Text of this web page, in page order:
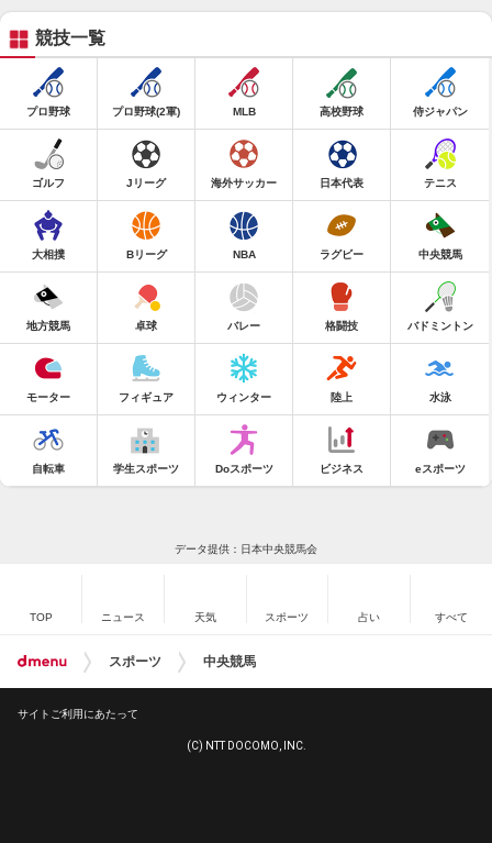
競技一覧
プロ野球 プロ野球(2軍) MLB 高校野球 侍ジャパン
ゴルフ Jリーグ 海外サッカー 日本代表 テニス
大相撲 Bリーグ NBA ラグビー 中央競馬
地方競馬 卓球 バレー 格闘技 バドミントン
モーター フィギュア ウィンター 陸上 水泳
自転車 学生スポーツ Doスポーツ ビジネス eスポーツ
データ提供：日本中央競馬会
TOP ニュース 天気 スポーツ 占い すべて
スポーツ 中央競馬
サイトご利用にあたって
(C) NTT DOCOMO, INC.